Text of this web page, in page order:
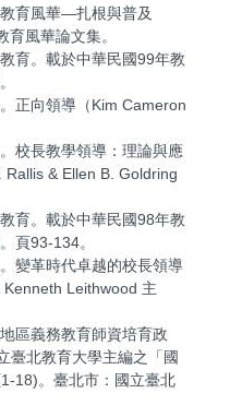
育風華—扎根與普及
育風華論文集。
育。載於中華民國99年教
正向領導（Kim Cameron
校長教學領導：理論與應
& Ellen B. Goldring
育。載於中華民國98年教
頁93-134。
變革時代卓越的校長領導
Kenneth Leithwood 主
區義務教育師資培育政
臺北教育大學主編之「國
18)。臺北市：國立臺北